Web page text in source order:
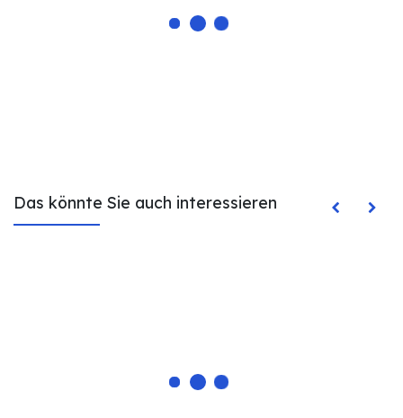
Das könnte Sie auch interessieren